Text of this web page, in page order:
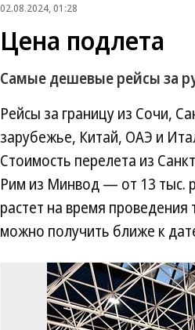
02.08.2024, 01:28
Цена подлета
Самые дешевые рейсы за
Рейсы за границу из Сочи,
зарубежье, Китай, ОАЭ и
Стоимость перелета из
Рим из Минвод — от 13 тыс.
растет на время
можно получить ближе к